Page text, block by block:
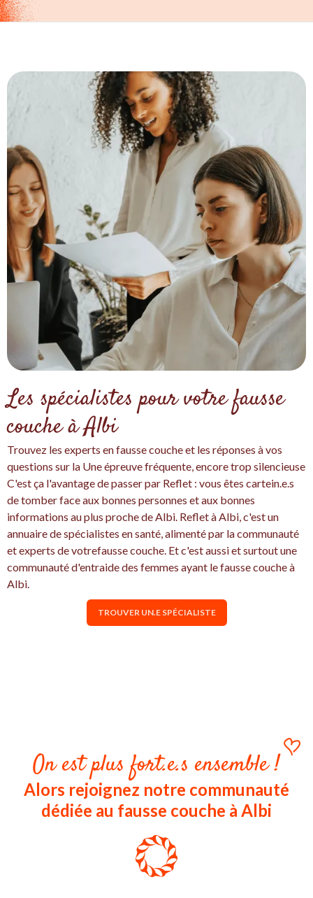
Les spécialistes pour votre fausse
couche à Albi
Trouvez les experts en fausse couche et les réponses à vos
questions sur la Une épreuve fréquente, encore trop silencieuse
C'est ça l'avantage de passer par Reflet : vous êtes cartein.e.s
de tomber face aux bonnes personnes et aux bonnes
informations au plus proche de Albi. Reflet à Albi, c'est un
annuaire de spécialistes en santé, alimenté par la communauté
et experts de votrefausse couche. Et c'est aussi et surtout une
communauté d'entraide des femmes ayant le fausse couche à
Albi.
TROUVER UN.E SPÉCIALISTE
On est plus fort.e.s ensemble !
Alors rejoignez notre communauté
dédiée au fausse couche à Albi